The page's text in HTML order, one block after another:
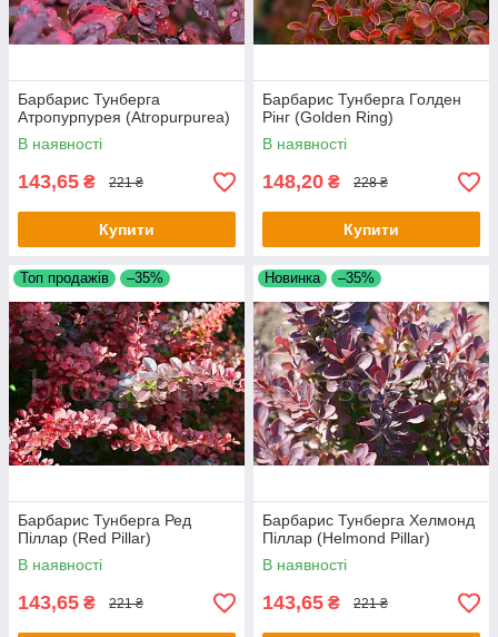
Барбарис Тунберга
Атропурпурея (Atropurpurea)
В наявності
143,65 ₴ 221 ₴
Купити
Барбарис Тунберга Голден
Рінг (Golden Ring)
В наявності
148,20 ₴ 228 ₴
Купити
Топ продажів –35%
Барбарис Тунберга Ред
Піллар (Red Pillar)
В наявності
143,65 ₴ 221 ₴
Новинка –35%
Барбарис Тунберга Хелмонд
Піллар (Helmond Pillar)
В наявності
143,65 ₴ 221 ₴